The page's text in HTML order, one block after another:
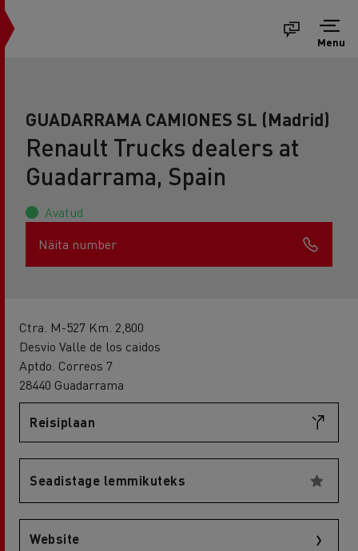
Menu
GUADARRAMA CAMIONES SL (Madrid)
Renault Trucks dealers at
Guadarrama, Spain
Avatud
Näita number
Ctra. M-527 Km. 2,800
Desvio Valle de los caidos
Aptdo. Correos 7
28440 Guadarrama
Reisiplaan
Seadistage lemmikuteks
Website